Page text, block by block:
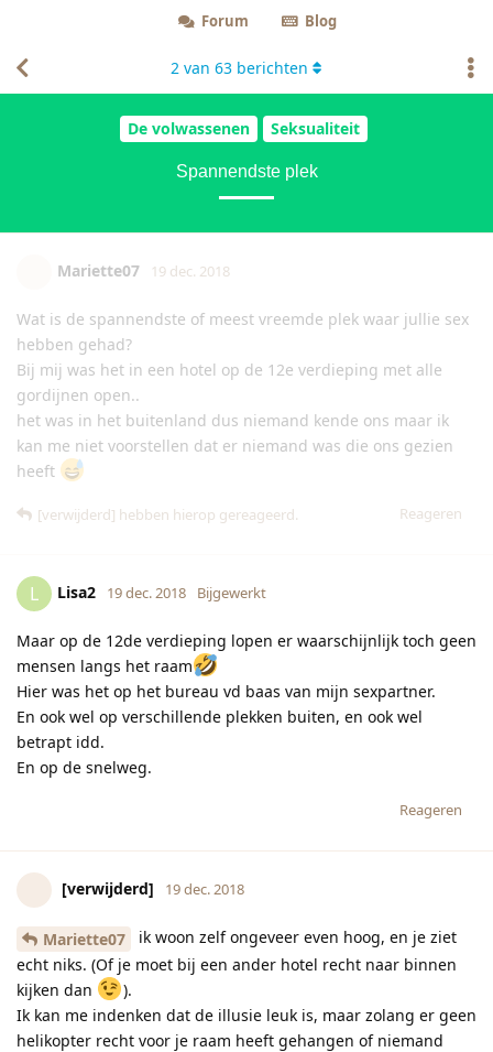
Forum Blog
De volwassenen Seksualiteit
Spannendste plek
2 van 63 berichten
Mariette07 19 dec. 2018
Wat is de spannendste of meest vreemde plek waar jullie sex
hebben gehad?
Bij mij was het in een hotel op de 12e verdieping met alle
gordijnen open..
het was in het buitenland dus niemand kende ons maar ik
kan me niet voorstellen dat er niemand was die ons gezien
heeft
Reageren
[verwijderd] hebben hierop gereageerd.
L Lisa2 19 dec. 2018 Bijgewerkt
Maar op de 12de verdieping lopen er waarschijnlijk toch geen
mensen langs het raam
Hier was het op het bureau vd baas van mijn sexpartner.
En ook wel op verschillende plekken buiten, en ook wel
betrapt idd.
En op de snelweg.
Reageren
[verwijderd] 19 dec. 2018
Mariette07
ik woon zelf ongeveer even hoog, en je ziet
echt niks. (Of je moet bij een ander hotel recht naar binnen
kijken dan
).
Ik kan me indenken dat de illusie leuk is, maar zolang er geen
helikopter recht voor je raam heeft gehangen of niemand